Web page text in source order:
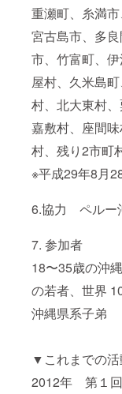
重瀬町、糸満市
宮古島市、多
市、竹富町、
屋村、久米島
村、北大東村
嘉敷村、座間
村、残り2市町
※平成29年8月
6.協力 ペルー
7. 参加者
18〜35歳の沖
の若者、世界
沖縄県系子弟
▼これまでの活
2012年 第１